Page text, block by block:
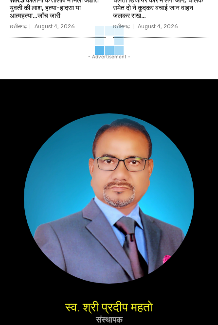
युवती की लाश, हत्या-हादसा या
आत्महत्या…जाँच जारी
छत्तीसगढ़ August 4, 2026
समेत दो ने कूदकर बचाई जान वाहन
जलकर राख…
छत्तीसगढ़ August 4, 2026
- Advertisement -
स्व. श्री प्रदीप महतो
संस्थापक